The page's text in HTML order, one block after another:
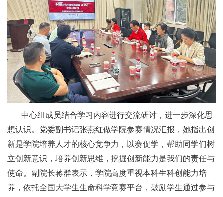
中心组成员结合学习内容进行交流研讨，进一步深化思
想认识。党委副书记张燕红做学院参赛情况汇报，她指出创
新是学院培养人才的核心竞争力，以赛促学，帮助同学们树
立创新意识，培养创新思维，挖掘创新能力是我们的责任与
使命。副院长蒋群表示，学院高度重视本科生科创能力培
养，依托全国大学生生命科学竞赛平台，鼓励学生通过参与